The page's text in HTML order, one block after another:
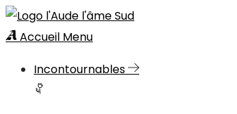
Accueil Menu
Incontournables